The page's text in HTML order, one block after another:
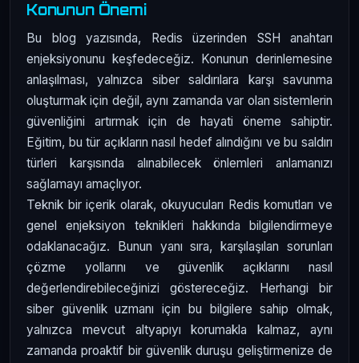
Konunun Önemi
Bu blog yazısında, Redis üzerinden SSH anahtarı
enjeksiyonunu keşfedeceğiz. Konunun derinlemesine
anlaşılması, yalnızca siber saldırılara karşı savunma
oluşturmak için değil, aynı zamanda var olan sistemlerin
güvenliğini artırmak için de hayati öneme sahiptir.
Eğitim, bu tür açıkların nasıl hedef alındığını ve bu saldırı
türleri karşısında alınabilecek önlemleri anlamanızı
sağlamayı amaçlıyor.
Teknik bir içerik olarak, okuyucuları Redis komutları ve
genel enjeksiyon teknikleri hakkında bilgilendirmeye
odaklanacağız. Bunun yanı sıra, karşılaşılan sorunları
çözme yollarını ve güvenlik açıklarını nasıl
değerlendirebileceğinizi göstereceğiz. Herhangi bir
siber güvenlik uzmanı için bu bilgilere sahip olmak,
yalnızca mevcut altyapıyı korumakla kalmaz, aynı
zamanda proaktif bir güvenlik duruşu geliştirmenize de